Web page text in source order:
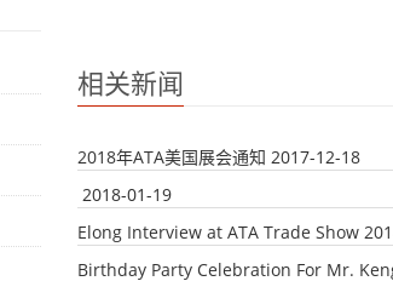
相关新闻
2018年ATA美国展会通知 2017-12-18
2018-01-19
Elong Interview at ATA Trade Show
Birthday Party Celebration For Mr.